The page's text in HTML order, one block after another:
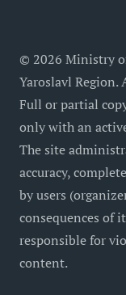
© 2026 Ministry
Yaroslavl Region.
Full or partial
only with an
The site
accuracy,
by users
consequences of
responsible for
content.